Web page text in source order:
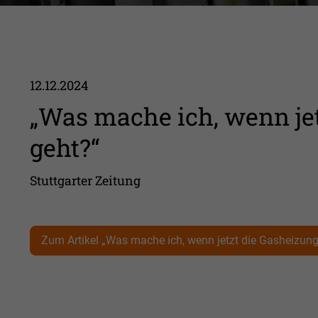
12.12.2024
„Was mache ich, wenn
geht?“
Stuttgarter Zeitung
Zum Artikel „Was mache ich, wenn jetzt die